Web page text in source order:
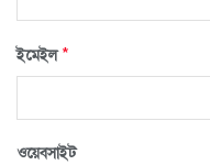
ইমেইল*
ওয়েবসাইট